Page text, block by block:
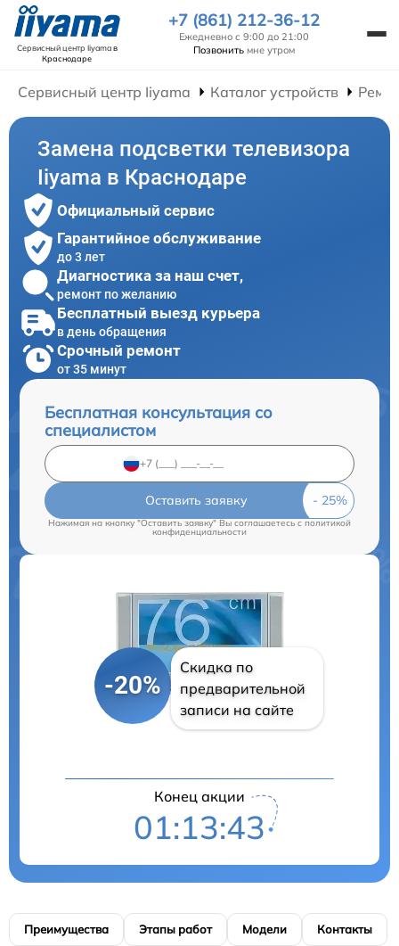
Сервисный центр Iiyamaв
Краснодаре
+7 (861) 212-36-12
Ежедневно с 9:00 до 21:00
Позвонить мне утром
Сервисный центр Iiyama Каталог устройств
Замена подсветки телевизора
Iiyama в Краснодаре
Официальный сервис
Гарантийное обслуживание
до 3 лет
Диагностика за наш счет,
ремонт по желанию
Бесплатный выезд курьера
в день обращения
Срочный ремонт
от 35 минут
Бесплатная консультация со
специалистом
Оставить заявку
Нажимая на кнопку "Оставить заявку" Вы соглашаетесь cполитикой
конфиденциальности
-20%
Скидка по
предварительной
записи на сайте
Конец акции
01:13:42
Преимущества Этапы работ Модели Контакты